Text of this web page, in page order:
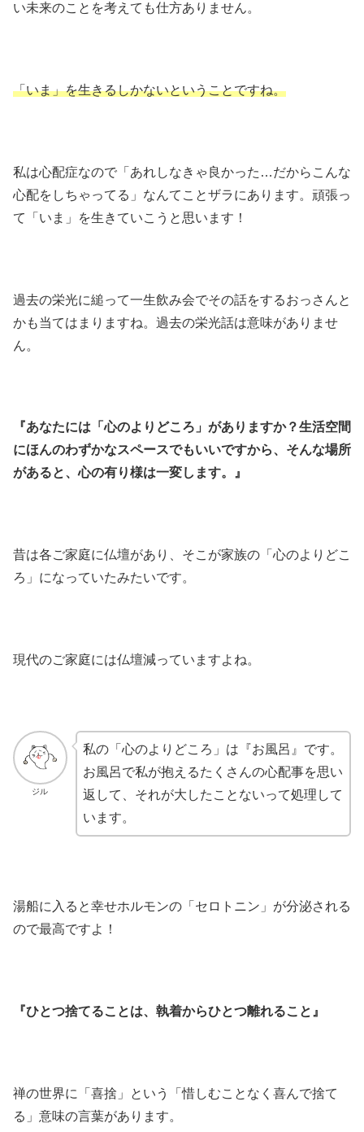
い未来のことを考えても仕方ありません。
「いま」を生きるしかないということですね。
私は心配症なので「あれしなきゃ良かった…だからこんな
心配をしちゃってる」なんてことザラにあります。頑張っ
て「いま」を生きていこうと思います！
過去の栄光に縋って一生飲み会でその話をするおっさんと
かも当てはまりますね。過去の栄光話は意味がありませ
ん。
『あなたには「心のよりどころ」がありますか？生活空間
にほんのわずかなスペースでもいいですから、そんな場所
があると、心の有り様は一変します。』
昔は各ご家庭に仏壇があり、そこが家族の「心のよりどこ
ろ」になっていたみたいです。
現代のご家庭には仏壇減っていますよね。
ジル
私の「心のよりどころ」は『お風呂』です。
お風呂で私が抱えるたくさんの心配事を思い
返して、それが大したことないって処理して
います。
湯船に入ると幸せホルモンの「セロトニン」が分泌される
ので最高ですよ！
『ひとつ捨てることは、執着からひとつ離れること』
禅の世界に「喜捨」という「惜しむことなく喜んで捨て
る」意味の言葉があります。